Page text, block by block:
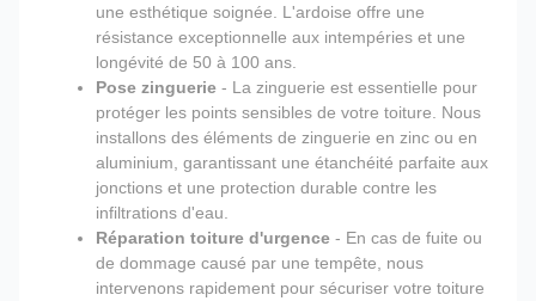
une esthétique soignée. L'ardoise offre une
résistance exceptionnelle aux intempéries et une
longévité de 50 à 100 ans.
Pose zinguerie - La zinguerie est essentielle pour
protéger les points sensibles de votre toiture. Nous
installons des éléments de zinguerie en zinc ou en
aluminium, garantissant une étanchéité parfaite aux
jonctions et une protection durable contre les
infiltrations d'eau.
Réparation toiture d'urgence - En cas de fuite ou
de dommage causé par une tempête, nous
intervenons rapidement pour sécuriser votre toiture